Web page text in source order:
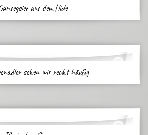
aus dem Hide
sehen wir recht häufig